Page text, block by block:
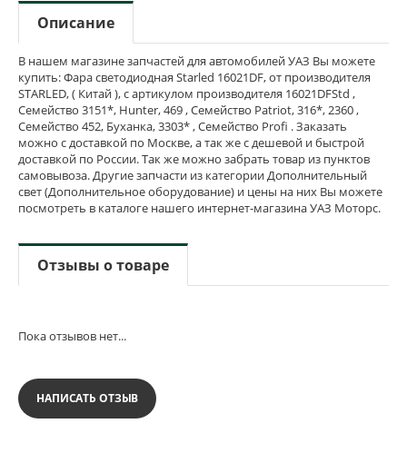
Описание
В нашем магазине запчастей для автомобилей УАЗ Вы можете
купить: Фара светодиодная Starled 16021DF, от производителя
STARLED, ( Китай ), с артикулом производителя 16021DFStd ,
Семейство 3151*, Hunter, 469 , Семейство Patriot, 316*, 2360 ,
Семейство 452, Буханка, 3303* , Семейство Profi . Заказать
можно с доставкой по Москве, а так же с дешевой и быстрой
доставкой по России. Так же можно забрать товар из пунктов
самовывоза. Другие запчасти из категории Дополнительный
свет (Дополнительное оборудование) и цены на них Вы можете
посмотреть в каталоге нашего интернет-магазина УАЗ Моторс.
Отзывы о товаре
Пока отзывов нет...
НАПИСАТЬ ОТЗЫВ